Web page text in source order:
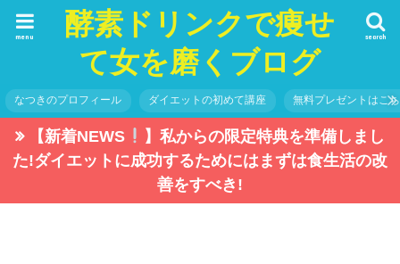
酵素ドリンクで痩せ
て女を磨くブログ
search
menu
なつきのプロフィール ダイエットの初めて講座 無料プレゼントはこ
【新着NEWS
】私からの限定特典を準備しまし
た!ダイエットに成功するためにはまずは食生活の改
善をすべき!